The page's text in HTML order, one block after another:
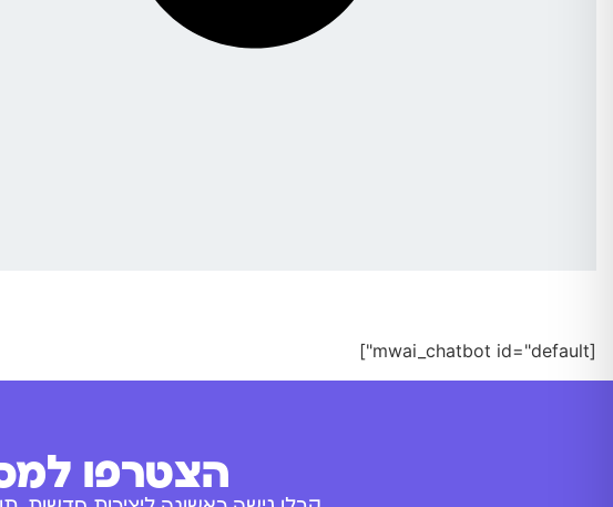
[mwai_chatbot id="default"]
הצטרפו